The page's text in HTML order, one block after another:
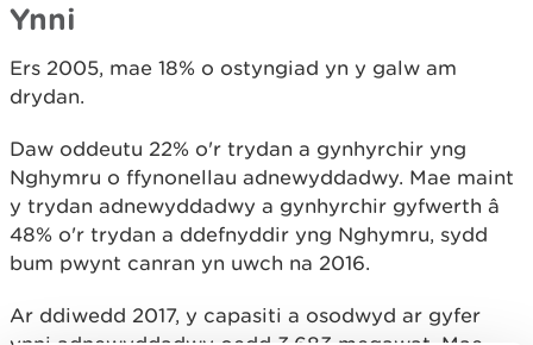
Ynni
Ers 2005, mae 18% o ostyngiad yn y galw am
drydan.
Daw oddeutu 22% o'r trydan a gynhyrchir yng
Nghymru o ffynonellau adnewyddadwy. Mae maint
y trydan adnewyddadwy a gynhyrchir gyfwerth â
48% o'r trydan a ddefnyddir yng Nghymru, sydd
bum pwynt canran yn uwch na 2016.
Ar ddiwedd 2017, y capasiti a osodwyd ar gyfer